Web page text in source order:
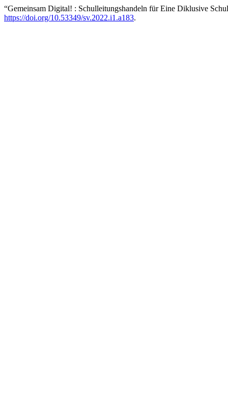
“Gemeinsam Digital! : Schulleitungshandeln für Eine Diklusive
https://doi.org/10.53349/sv.2022.i1.a183.